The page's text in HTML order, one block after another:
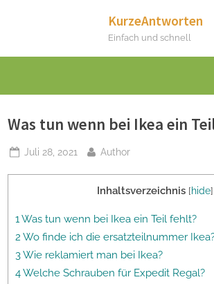
KurzeAntworten
Einfach und schnell
Was tun wenn bei Ikea ein
Posted
Juli 28, 2021 By
Author
Inhaltsverzeichnis [hide]
1 Was tun wenn bei Ikea ein Teil fehlt?
2 Wo finde ich die ersatzteilnummer
3 Wie reklamiert man bei Ikea?
4 Welche Schrauben für Expedit Regal?